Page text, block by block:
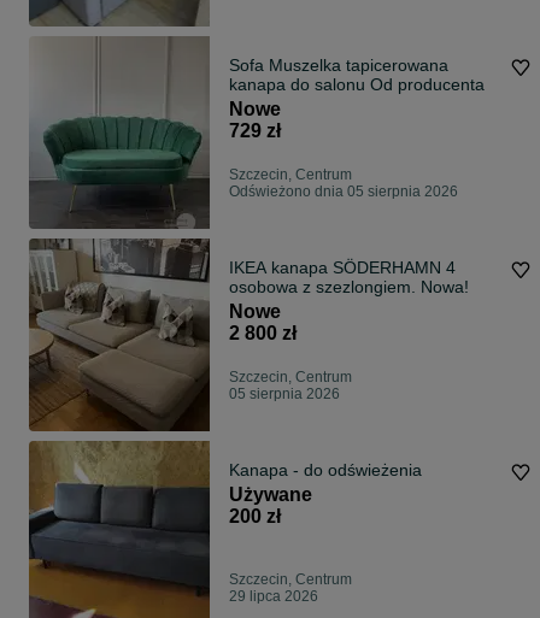
Sofa Muszelka tapicerowana
kanapa do salonu Od producenta
Nowe
729 zł
Szczecin, Centrum
Odświeżono dnia 05 sierpnia 2026
IKEA kanapa SÖDERHAMN 4
osobowa z szezlongiem. Nowa!
Nowe
2 800 zł
Szczecin, Centrum
05 sierpnia 2026
Kanapa - do odświeżenia
Używane
200 zł
Szczecin, Centrum
29 lipca 2026